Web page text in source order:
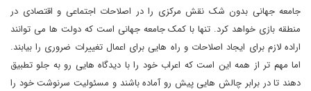
جامعه جهانی بدون شک نقش مرکزی را در اصلاحات اجتماعی و اقتصادی در
منطقه بازی خواهد کرد. تنها با کمک جامعه جهانی است که دولت ها می توانند
اراده لازم برای ایجاد اصلاحات و راه هایی برای اعمال تغییرات ضروری را بیابند.
اما مهم تر از همه این است که اعراب خود را با دیدگاه هایی رو به جلو تطبیق
دهند تا در برابر چالش هایی پیش رو آماده باشند و مسئولیت سرنوشت خود را